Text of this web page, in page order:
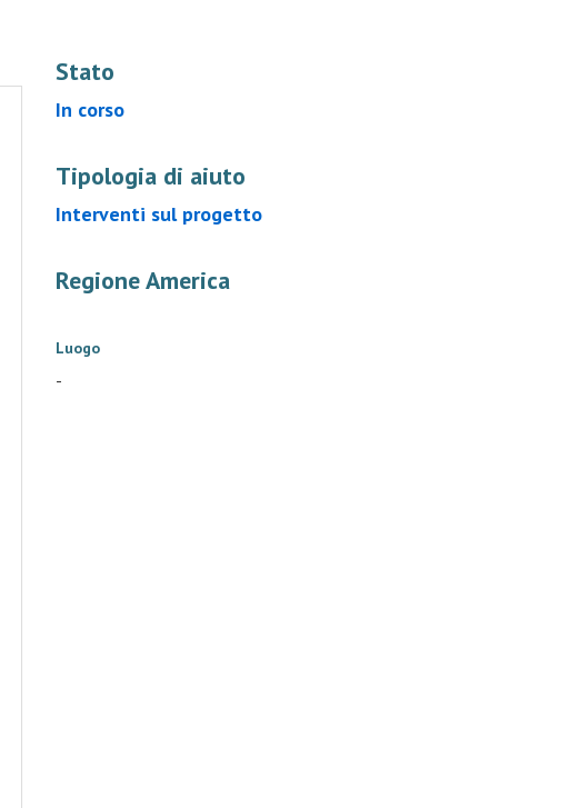
Stato
In corso
Tipologia di aiuto
Interventi sul progetto
Regione America
Luogo
-